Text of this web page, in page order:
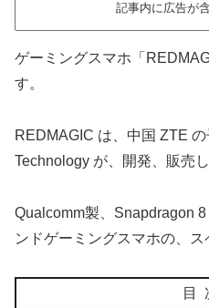
記事内に広告が
ゲーミングスマホ「
す。
REDMAGIC は、中国 ZTE
Technology が、開発、販売し
Qualcomm製、Snapdragon
ンドゲーミングスマホの、ス
目